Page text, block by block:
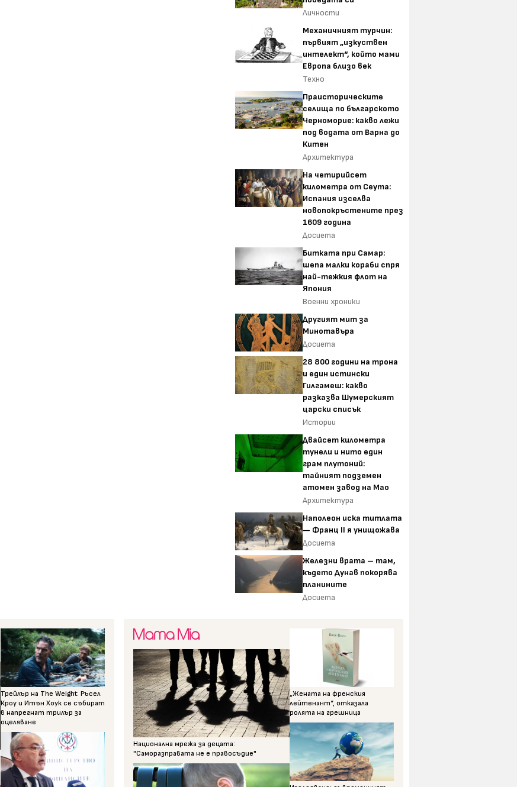
Личности
Механичният турчин:
първият „изкуствен
интелект“, който мами
Европа близо век
Техно
Праисторическите
селища по българското
Черноморие: какво лежи
под водата от Варна до
Китен
Архитектура
На четирийсет
километра от Сеута:
Испания изселва
новопокръстените през
1609 година
Досиета
Битката при Самар:
шепа малки кораби спря
най-тежкия флот на
Япония
Военни хроники
Другият мит за
Минотавъра
Досиета
28 800 години на трона
и един истински
Гилгамеш: какво
разказва Шумерският
царски списък
Истории
Двайсет километра
тунели и нито един
грам плутоний:
тайният подземен
атомен завод на Мао
Архитектура
Наполеон иска титлата
— Франц II я унищожава
Досиета
Железни врата – там,
където Дунав покорява
планините
Досиета
Трейлър на The Weight: Ръсел
Кроу и Итън Хоук се събират
в напрегнат трилър за
оцеляване
Национална мрежа за децата:
"Саморазправата не е правосъдие"
„Жената на френския
лейтенант“, отказала
ролята на грешница